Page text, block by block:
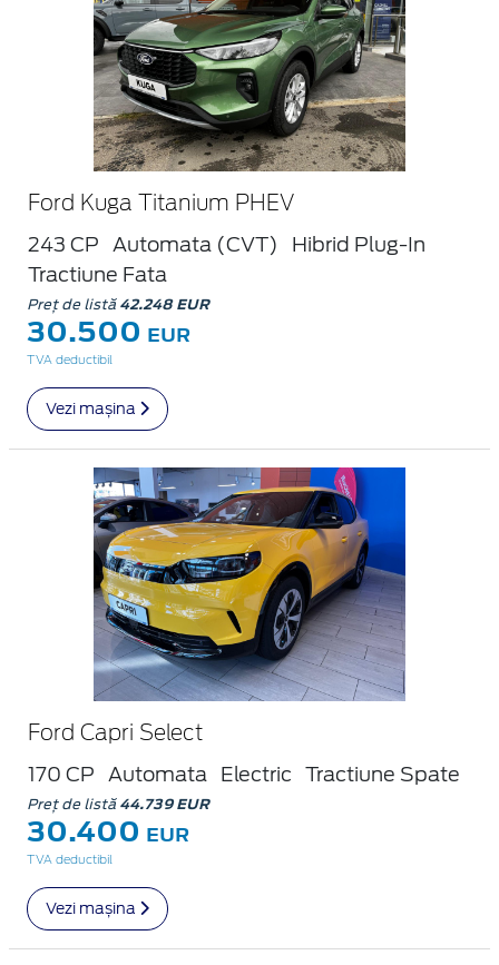
Ford Kuga Titanium PHEV
243 CP Automata (CVT)
Hibrid Plug-In
Tractiune Fata
Preț de listă42.248 EUR
30.500 EUR
TVA deductibil
Vezi mașina
Ford Capri Select
170 CP Automata Electric Tractiune Spate
Preț de listă44.739 EUR
30.400 EUR
TVA deductibil
Vezi mașina